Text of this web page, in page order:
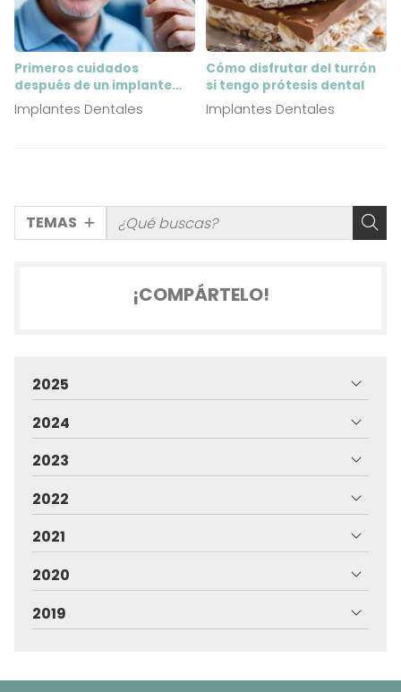
TEMAS
Primeros cuidados
después de un implante
dental
Implantes Dentales
Cómo disfrutar del turrón
si tengo prótesis dental
Implantes Dentales
¡COMPÁRTELO!
2025
2024
2023
2022
2021
2020
2019